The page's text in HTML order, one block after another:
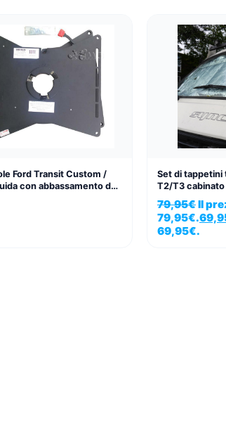
Ford Transit Custom /
con abbassamento del
Set di tappetini
T2/T3 cabinato
79,95€Il
79,95€.
69,95€.